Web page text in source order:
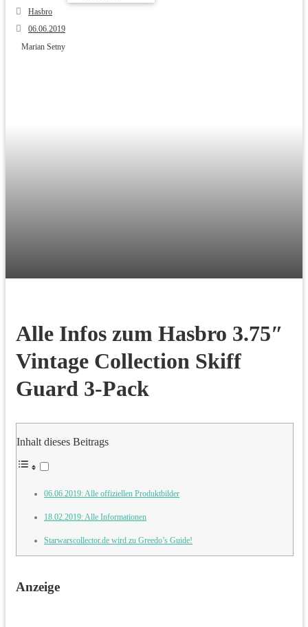
Hasbro
06.06.2019
Marian Setny
Alle Infos zum Hasbro 3.75″
Vintage Collection Skiff
Guard 3-Pack
Inhalt dieses Beitrags
06.06.2019: Alle offiziellen Produktbilder
18.02.2019: Alle Informationen
Starwarscollector.de wird zu Greedo’s Guide!
Anzeige